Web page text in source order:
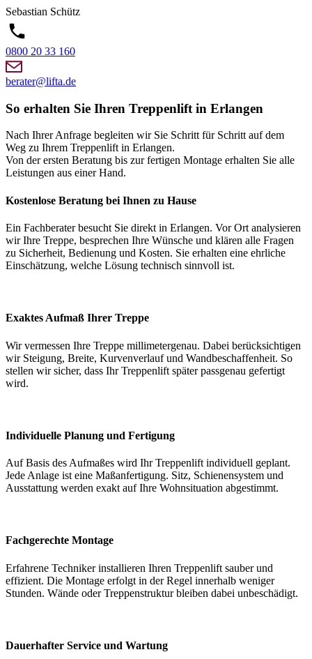
Sebastian Schütz
0800 20 33 160
berater@lifta.de
So erhalten Sie Ihren Treppenlift in Erlangen
Nach Ihrer Anfrage begleiten wir Sie Schritt für Schritt auf dem
Weg zu Ihrem Treppenlift in Erlangen.
Von der ersten Beratung bis zur fertigen Montage erhalten Sie alle
Leistungen aus einer Hand.
Kostenlose Beratung bei Ihnen zu Hause
Ein Fachberater besucht Sie direkt in Erlangen. Vor Ort analysieren
wir Ihre Treppe, besprechen Ihre Wünsche und klären alle Fragen
zu Sicherheit, Bedienung und Kosten. Sie erhalten eine ehrliche
Einschätzung, welche Lösung technisch sinnvoll ist.
Exaktes Aufmaß Ihrer Treppe
Wir vermessen Ihre Treppe millimetergenau. Dabei berücksichtigen
wir Steigung, Breite, Kurvenverlauf und Wandbeschaffenheit. So
stellen wir sicher, dass Ihr Treppenlift später passgenau gefertigt
wird.
Individuelle Planung und Fertigung
Auf Basis des Aufmaßes wird Ihr Treppenlift individuell geplant.
Jede Anlage ist eine Maßanfertigung. Sitz, Schienensystem und
Ausstattung werden exakt auf Ihre Wohnsituation abgestimmt.
Fachgerechte Montage
Erfahrene Techniker installieren Ihren Treppenlift sauber und
effizient. Die Montage erfolgt in der Regel innerhalb weniger
Stunden. Wände oder Treppenstruktur bleiben dabei unbeschädigt.
Dauerhafter Service und Wartung